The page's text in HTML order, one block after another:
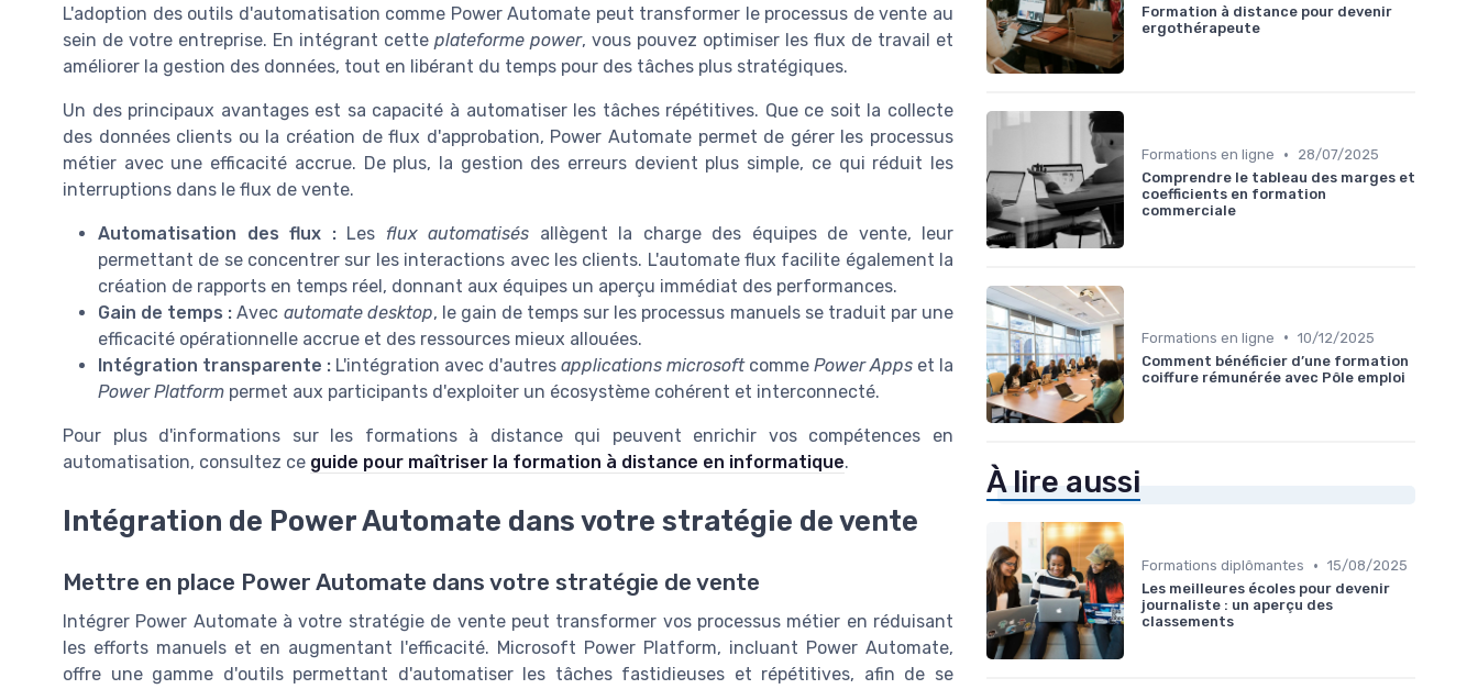
L'adoption des outils d'automatisation comme Power Automate peut transformer le processus de vente au
sein de votre entreprise. En intégrant cette plateforme power, vous pouvez optimiser les flux de travail et
améliorer la gestion des données, tout en libérant du temps pour des tâches plus stratégiques.
Un des principaux avantages est sa capacité à automatiser les tâches répétitives. Que ce soit la collecte
des données clients ou la création de flux d'approbation, Power Automate permet de gérer les processus
métier avec une efficacité accrue. De plus, la gestion des erreurs devient plus simple, ce qui réduit les
interruptions dans le flux de vente.
Automatisation des flux :Les flux automatisés allègent la charge des équipes de vente, leur
permettant de se concentrer sur les interactions avec les clients. L'automate flux facilite également la
création de rapports en temps réel, donnant aux équipes un aperçu immédiat des performances.
Gain de temps : Avec automate desktop, le gain de temps sur les processus manuels se traduit par une
efficacité opérationnelle accrue et des ressources mieux allouées.
Intégration transparente : L'intégration avec d'autres applications microsoftcomme Power Apps et la
Power Platform permet aux participants d'exploiter un écosystème cohérent et interconnecté.
Pour plus d'informations sur les formations à distance qui peuvent enrichir vos compétences en
automatisation, consultez ce guide pour maîtriser la formation à distance en informatique.
Intégration de Power Automate dans votre stratégie de vente
Mettre en place Power Automate dans votre stratégie de vente
Intégrer Power Automate à votre stratégie de vente peut transformer vos processus métier en réduisant
les efforts manuels et en augmentant l'efficacité. Microsoft Power Platform, incluant Power Automate,
offre une gamme d'outils permettant d'automatiser les tâches fastidieuses et répétitives, afin de se
Formation à distance pour devenir
ergothérapeute
Formations en ligne •
28/07/2025
Comprendre le tableau des marges et
coefficients en formation
commerciale
Formations en ligne • 10/12/2025
Comment bénéficier d’une formation
coiffure rémunérée avec Pôle emploi
À lire aussi
Formations diplômantes • 15/08/2025
Les meilleures écoles pour devenir
journaliste : un aperçu des
classements